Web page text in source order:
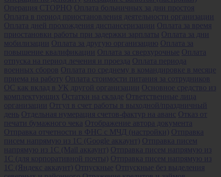
Операция СТОРНО Оплата больничных за дни простоя
Оплата в период приостановления деятельности организации
Оплата дней прохождения диспансеризации Оплата за время
приостановки работы при задержки зарплаты Оплата за дни
мобилизации Оплата за другую организацию Оплата за
повышение квалификации Оплата за сверхурочные Оплата
отпуска на период лечения и проезда Оплата периода
военных сборов Оплата по среднему в командировке в месяце
приема на работу Оплата стоимости питания за сотрудников
ОС как вклад в УК другой организации Основное средство из
комплектующих Остатки на складе Ответственные лица
организации Отгул в счет работы в выходной/праздничный
день
Отдельная нумерация счетов-фактур на аванс Отказ от
печати бумажного чека Отображение автора документа
Отправка отчетности в ФНС с МЧД (настройки) Отправка
писем напрямую из 1С (Google аккаунт) Отправка писем
напрямую из 1С (Mail аккаунт) Отправка писем напрямую из
1С (для корпоративной почты) Отправка писем напрямую из
1С (Яндекс аккаунт) Отпускные Отпускные без выделения